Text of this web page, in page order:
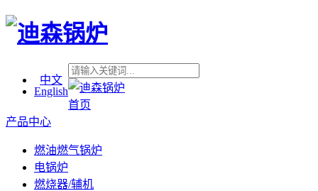
中文
English
首页
产品中心
燃油燃气锅炉
电锅炉
燃烧器/辅机